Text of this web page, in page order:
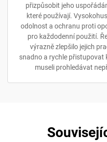
přizpůsobit jeho
které používají.
odolnost a ochranu proti
pro každodenní použití.
výrazně zlepšilo jejich
snadno a rychle přistupovat
museli prohledávat